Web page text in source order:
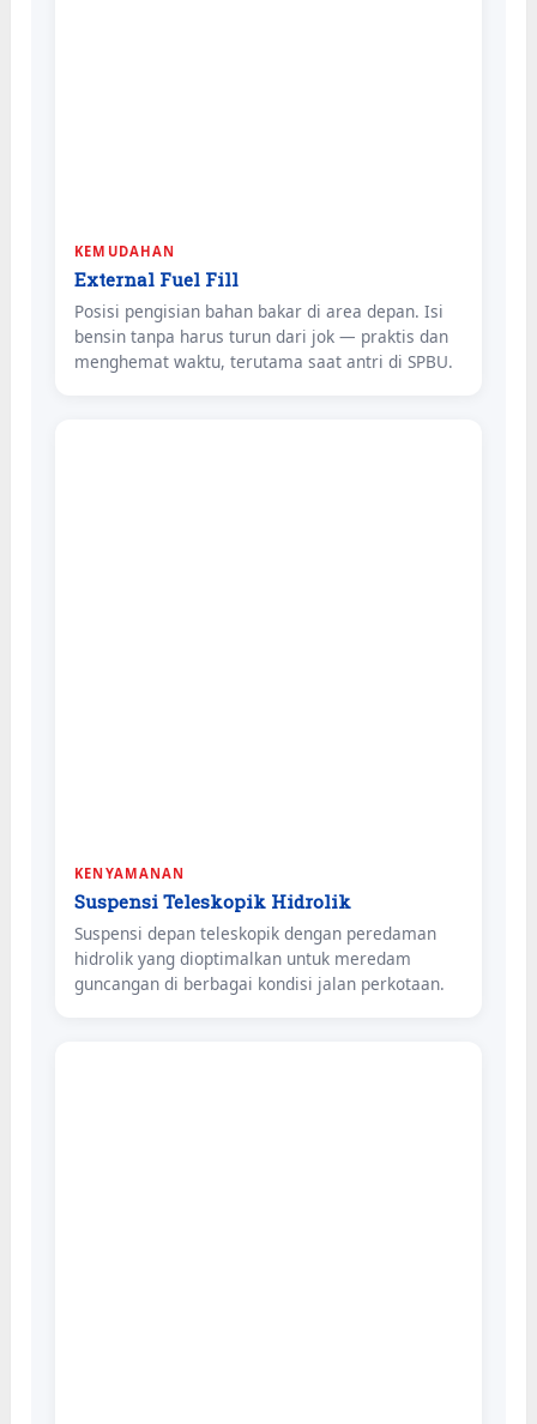
KEMUDAHAN
External Fuel Fill
Posisi pengisian bahan bakar di area depan. Isi
bensin tanpa harus turun dari jok — praktis dan
menghemat waktu, terutama saat antri di SPBU.
KENYAMANAN
Suspensi Teleskopik Hidrolik
Suspensi depan teleskopik dengan peredaman
hidrolik yang dioptimalkan untuk meredam
guncangan di berbagai kondisi jalan perkotaan.